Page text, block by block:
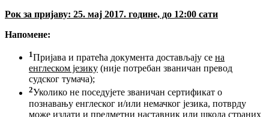
Рок за пријаву: 25. мај 2017. године, до 12:00 сати
Напомене:
1Пријава и пратећа документа достављају се на
енглеском језику (није потребан званичан превод
судског тумача);
2Уколико не поседујете званичан сертификат о
познавању енглеског и/или немачког језика, потврду
може издати и предметни наставник или школа страних